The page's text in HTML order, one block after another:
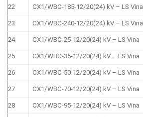
22 CX1/WBC-185-12/20(24) kV – LS Vina
23 CX1/WBC-240-12/20(24) kV – LS Vina
24 CX1/WBC-25-12/20(24) kV – LS Vina
25 CX1/WBC-35-12/20(24) kV – LS Vina
26 CX1/WBC-50-12/20(24) kV – LS Vina
27 CX1/WBC-70-12/20(24) kV – LS Vina
28 CX1/WBC-95-12/20(24) kV – LS Vina